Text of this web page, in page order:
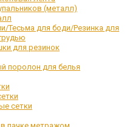
(металл)
Тесьма для боди/Резинка для
для резинок
поролон для белья
сетки